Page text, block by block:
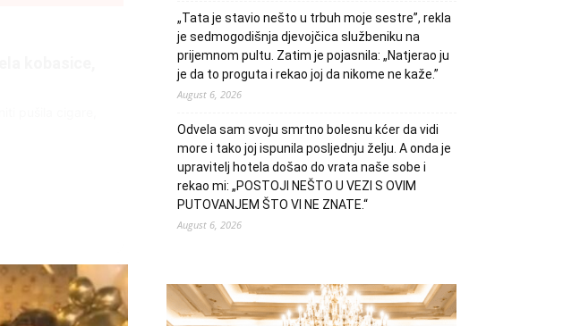
„Tata je stavio nešto u trbuh moje sestre”, rekla
je sedmogodišnja djevojčica službeniku na
prijemnom pultu. Zatim je pojasnila: „Natjerao ju
je da to proguta i rekao joj da nikome ne kaže.”
August 6, 2026
Odvela sam svoju smrtno bolesnu kćer da vidi
more i tako joj ispunila posljednju želju. A onda je
upravitelj hotela došao do vrata naše sobe i
rekao mi: „POSTOJI NEŠTO U VEZI S OVIM
PUTOVANJEM ŠTO VI NE ZNATE.“
August 6, 2026